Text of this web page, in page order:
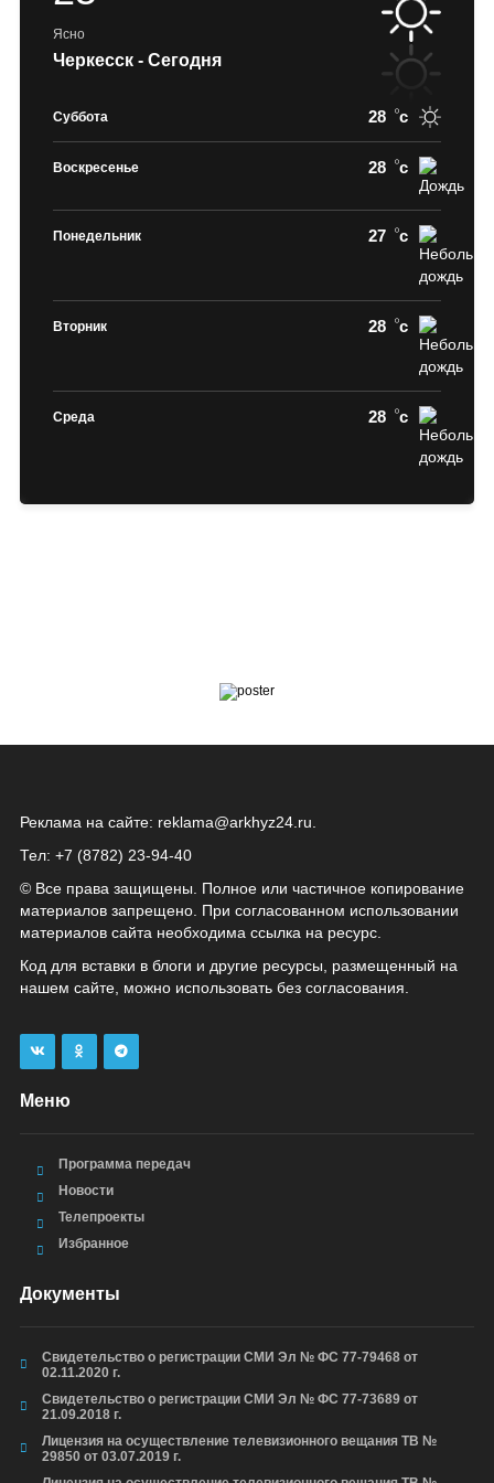
Ясно
Черкесск - Сегодня
Суббота 28 c
Воскресенье 28 c
Понедельник 27 c
Вторник 28 c
Среда 28 c
Реклама на сайте: reklama@arkhyz24.ru
Тел: +7 (8782) 23‑94‑40
© Все права защищены. Полное или частичное копирование
материалов запрещено. При согласованном использовании
материалов сайта необходима ссылка на ресурс.
Код для вставки в блоги и другие ресурсы, размещенный на
нашем сайте, можно использовать без согласования.
Меню
Программа передач
Новости
Телепроекты
Избранное
Документы
Свидетельство о регистрации СМИ Эл № ФС 77-79468 от
02.11.2020 г.
Свидетельство о регистрации СМИ Эл № ФС 77-73689 от
21.09.2018 г.
Лицензия на осуществление телевизионного вещания ТВ №
29850 от 03.07.2019 г.